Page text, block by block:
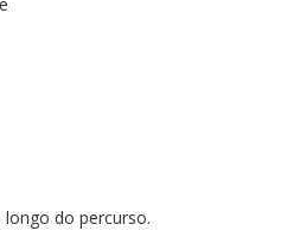
do percurso.